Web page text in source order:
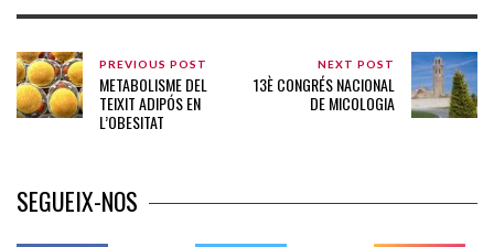
PREVIOUS POST
METABOLISME DEL
TEIXIT ADIPÓS EN
L’OBESITAT
NEXT POST
13È CONGRÉS NACIONAL
DE MICOLOGIA
SEGUEIX-NOS